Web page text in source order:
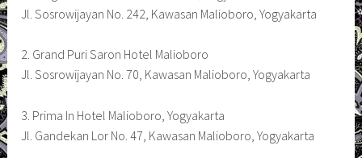
Jl. Sosrowijayan No. 242, Kawasan Malioboro, Yogyakarta
2. Grand Puri Saron Hotel Malioboro
Jl. Sosrowijayan No. 70, Kawasan Malioboro, Yogyakarta
3. Prima In Hotel Malioboro, Yogyakarta
Jl. Gandekan Lor No. 47, Kawasan Malioboro, Yogyakarta